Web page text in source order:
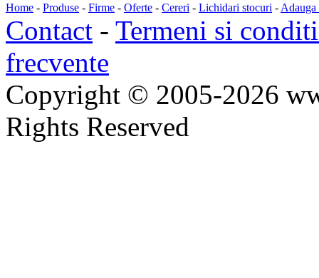
Home - Produse - Firme - Oferte - Cereri - Lichidari stocuri - Adauga
Contact - Termeni si
frecvente
Copyright © 2005-2026
Rights Reserved